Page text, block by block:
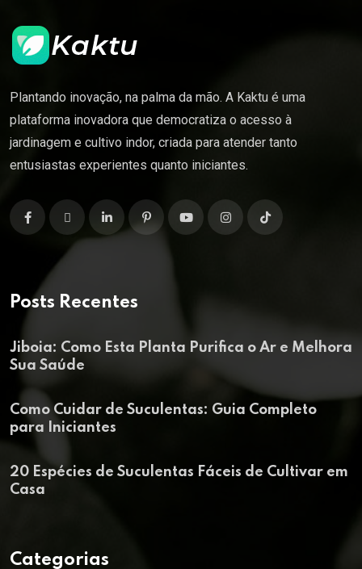
Plantando inovação, na palma da mão. A Kaktu é uma
plataforma inovadora que democratiza o acesso à
jardinagem e cultivo indor, criada para atender tanto
entusiastas experientes quanto iniciantes.
Posts Recentes
Jiboia: Como Esta Planta Purifica o Ar e Melhora
Sua Saúde
Como Cuidar de Suculentas: Guia Completo
para Iniciantes
20 Espécies de Suculentas Fáceis de Cultivar em
Casa
Categorias